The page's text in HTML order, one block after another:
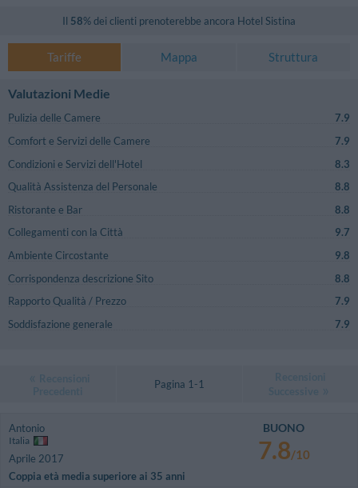
Il 58% dei clienti prenoterebbe ancora Hotel Sistina
Tariffe Mappa Struttura
Valutazioni Medie
Pulizia delle Camere
7.9
Comfort e Servizi delle Camere
7.9
Condizioni e Servizi dell'Hotel
8.3
Qualità Assistenza del Personale
8.8
Ristorante e Bar
8.8
Collegamenti con la Città
9.7
Ambiente Circostante
9.8
Corrispondenza descrizione Sito
8.8
Rapporto Qualità / Prezzo
7.9
Soddisfazione generale
7.9
Pagina 1-1
Antonio
Italia
Aprile 2017
Coppia età media superiore ai 35 anni
BUONO
7.8/10